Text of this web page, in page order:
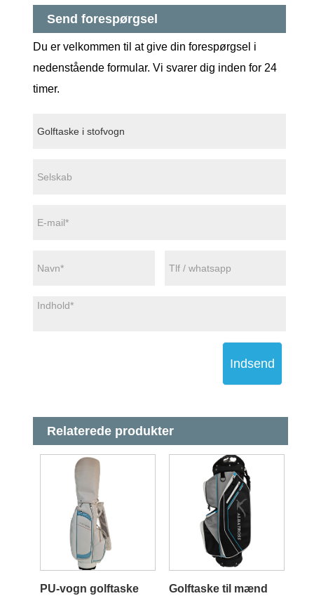
Send forespørgsel
Du er velkommen til at give din forespørgsel i
nedenstående formular. Vi svarer dig inden for 24
timer.
Indsend
Relaterede produkter
PU-vogn golftaske Golftaske til mænd